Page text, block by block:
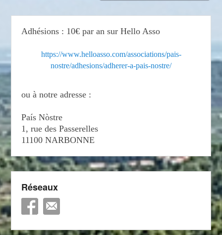
Adhésions : 10€ par an sur Hello Asso
https://www.helloasso.com/associations/pais-
nostre/adhesions/adherer-a-pais-nostre/
ou à notre adresse :
País Nòstre
1, rue des Passerelles
11100 NARBONNE
Réseaux